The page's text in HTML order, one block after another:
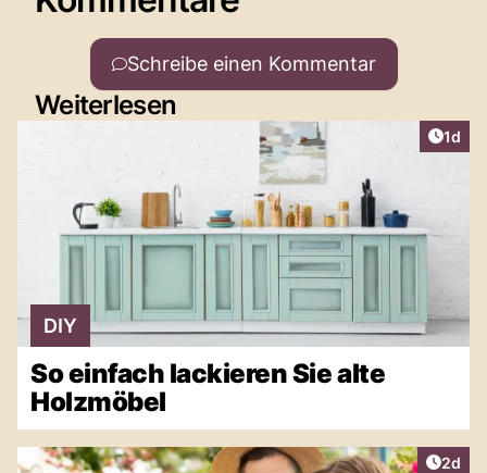
Schreibe einen Kommentar
Weiterlesen
1d
DIY
So einfach lackieren Sie alte
Holzmöbel
2d